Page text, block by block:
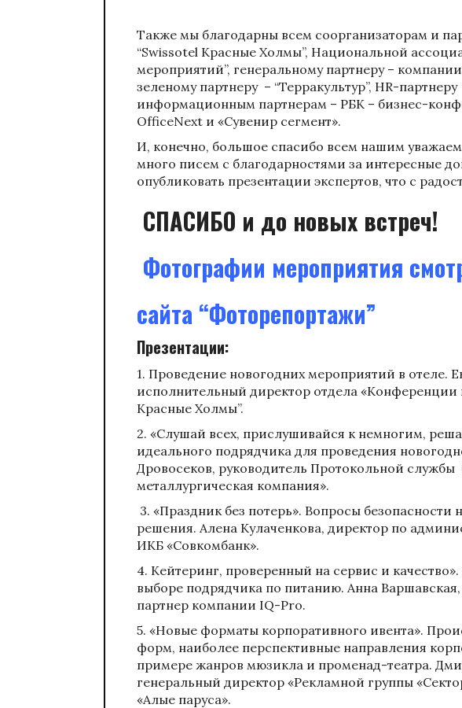
Также мы благодарны всем соорганизаторам и
“Swissotel Красные Холмы”, Национальной
мероприятий”, генеральному партнеру –
зеленому партнеру – “Терракультур”, HR-
информационным партнерам – РБК – бизнес-
ОfficeNext и «Сувенир сегмент».
И, конечно, большое спасибо всем нашим
много писем с благодарностями за интересные
опубликовать презентации экспертов, что с
СПАСИБО и до новых встреч!
Фотографии мероприятия
сайта “Фоторепортажи”
Презентации:
1. Проведение новогодних мероприятий в отеле.
исполнительный директор отдела «Конференции
Красные Холмы”.
2. «Слушай всех, прислушивайся к немногим,
идеального подрядчика для проведения
Дровосеков, руководитель Протокольной
металлургическая компания».
3. «Праздник без потерь». Вопросы безопасности
решения. Алена Кулаченкова, директор по
ИКБ «Совкомбанк».
4. Кейтеринг, проверенный на сервис и
выборе подрядчика по питанию. Анна
партнер компании IQ-Pro.
5. «Новые форматы корпоративного ивента».
форм, наиболее перспективные направления
примере жанров мюзикла и променад-театра.
генеральный директор «Рекламной группы
«Алые паруса».